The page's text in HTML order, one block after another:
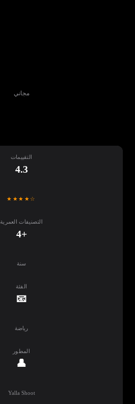
مجاني
التقييمات
4.3
★★★★☆
التصنيفات العمرية
+4
سنة
الفئة
📧
رياضة
المطور
👤
Yalla Shoot